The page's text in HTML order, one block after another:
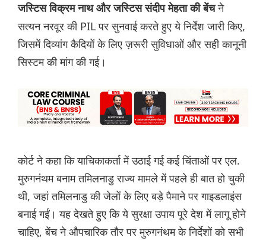
जस्टिस विक्रम नाथ और जस्टिस संदीप मेहता की बेंचने
सत्यन नरवूर की PIL पर सुनवाई करते हुए ये निर्देश जारी किए,
जिसमें दिव्यांग कैदियों के लिए ज़रूरी सुविधाओं और सही कानूनी
सिस्टम की मांग की गई।
कोर्ट ने कहा कि याचिकाकर्ता में उठाई गई कई चिंताओं पर एल.
मुरुगनंथम बनाम तमिलनाडु राज्य मामले में पहले ही बात हो चुकी
थी, जहां तमिलनाडु की जेलों के लिए बड़े पैमाने पर गाइडलाइंस
बनाई गईं। यह देखते हुए कि ये सुरक्षा उपाय पूरे देश में लागू होने
चाहिए, बेंच ने औपचारिक तौर पर मुरुगनंथम के निर्देशों को सभी